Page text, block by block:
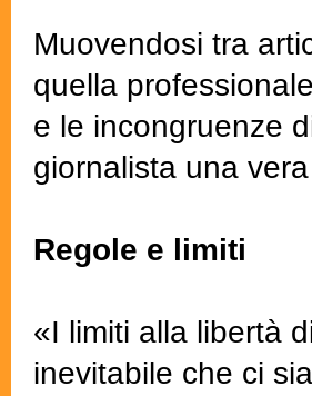
Muovendosi tra
quella
e le incongruenze
giornalista una
Regole e limiti
«I limiti alla libertà
inevitabile che ci